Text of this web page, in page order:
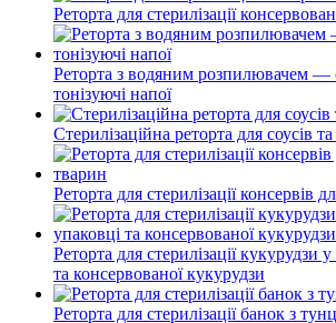
Реторта для стерилізації
Реторта з водяним розпилювачем —
тонізуючі напої
Стерилізаційна реторта для соусів
Реторта для стерилізації консервів
Реторта для стерилізації кукурудзи
та консервованої кукурудзи
Реторта для стерилізації банок з